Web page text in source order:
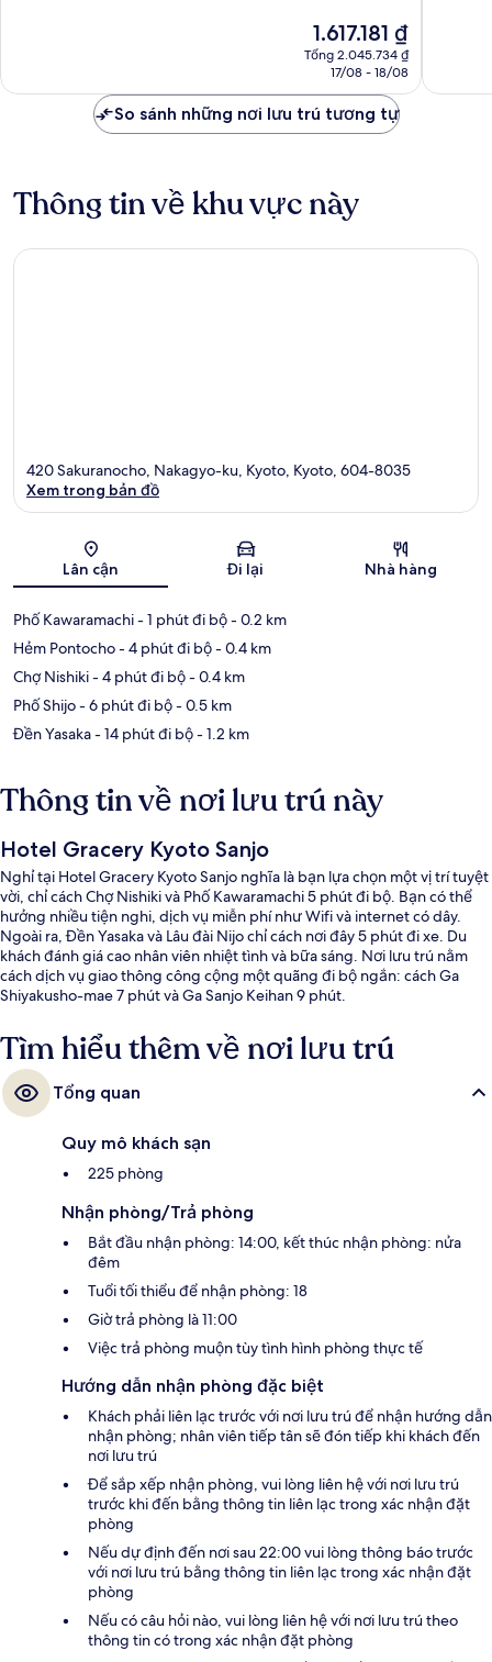
xét
Giá
hiện
tại
1.617.181 ₫
1.617.181 ₫
Tổng 2.045.734 ₫
17/08 - 18/08
xét
So sánh những nơi lưu trú tương tự
Thông tin về khu vực này
Bản đồ
420 Sakuranocho, Nakagyo-ku, Kyoto, Kyoto, 604-8035
Xem trong bản đồ
Lân cận Đi lại Nhà hàng
Phố Kawaramachi- 1 phút đi bộ- 0.2 km
Hẻm Pontocho- 4 phút đi bộ- 0.4 km
Chợ Nishiki- 4 phút đi bộ- 0.4 km
Phố Shijo- 6 phút đi bộ- 0.5 km
Đền Yasaka- 14 phút đi bộ- 1.2 km
Thông tin về nơi lưu trú này
Hotel Gracery Kyoto Sanjo
Nghỉ tại Hotel Gracery Kyoto Sanjo nghĩa là bạn lựa chọn một vị trí tuyệt
vời, chỉ cách Chợ Nishiki và Phố Kawaramachi 5 phút đi bộ. Bạn có thể
hưởng nhiều tiện nghi, dịch vụ miễn phí như Wifi và internet có dây.
Ngoài ra, Đền Yasaka và Lâu đài Nijo chỉ cách nơi đây 5 phút đi xe. Du
khách đánh giá cao nhân viên nhiệt tình và bữa sáng. Nơi lưu trú nằm
cách dịch vụ giao thông công cộng một quãng đi bộ ngắn: cách Ga
Shiyakusho-mae 7 phút và Ga Sanjo Keihan 9 phút.
Tìm hiểu thêm về nơi lưu trú
Tổng quan
Quy mô khách sạn
225 phòng
Nhận phòng/Trả phòng
Bắt đầu nhận phòng: 14:00, kết thúc nhận phòng: nửa
đêm
Tuổi tối thiểu để nhận phòng: 18
Giờ trả phòng là 11:00
Việc trả phòng muộn tùy tình hình phòng thực tế
Hướng dẫn nhận phòng đặc biệt
Khách phải liên lạc trước với nơi lưu trú để nhận hướng dẫn
nhận phòng; nhân viên tiếp tân sẽ đón tiếp khi khách đến
nơi lưu trú
Để sắp xếp nhận phòng, vui lòng liên hệ với nơi lưu trú
trước khi đến bằng thông tin liên lạc trong xác nhận đặt
phòng
Nếu dự định đến nơi sau 22:00 vui lòng thông báo trước
với nơi lưu trú bằng thông tin liên lạc trong xác nhận đặt
phòng
Nếu có câu hỏi nào, vui lòng liên hệ với nơi lưu trú theo
thông tin có trong xác nhận đặt phòng